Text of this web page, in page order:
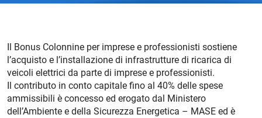
Il Bonus Colonnine per imprese e professionisti sostiene
l’acquisto e l’installazione di infrastrutture di ricarica di
veicoli elettrici da parte di imprese e professionisti.
Il contributo in conto capitale fino al 40% delle spese
ammissibili è concesso ed erogato dal Ministero
dell’Ambiente e della Sicurezza Energetica – MASE ed è